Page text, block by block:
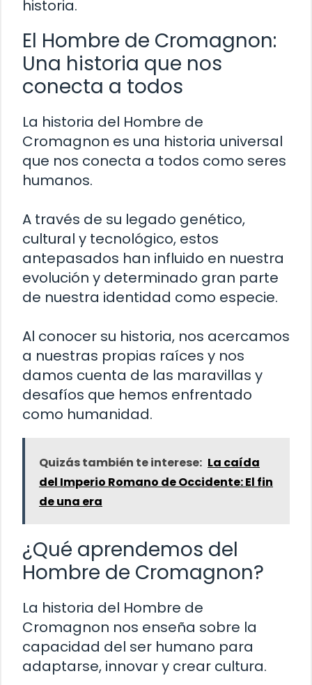
historia.
El Hombre de Cromagnon:
Una historia que nos
conecta a todos
La historia del Hombre de
Cromagnon es una historia universal
que nos conecta a todos como seres
humanos.
A través de su legado genético,
cultural y tecnológico, estos
antepasados han influido en nuestra
evolución y determinado gran parte
de nuestra identidad como especie.
Al conocer su historia, nos acercamos
a nuestras propias raíces y nos
damos cuenta de las maravillas y
desafíos que hemos enfrentado
como humanidad.
Quizás también te interese: La caída
del Imperio Romano de Occidente: El fin
de una era
¿Qué aprendemos del
Hombre de Cromagnon?
La historia del Hombre de
Cromagnon nos enseña sobre la
capacidad del ser humano para
adaptarse, innovar y crear cultura.